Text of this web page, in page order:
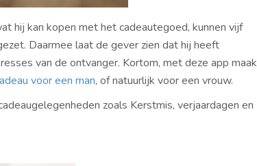
hij kan kopen met het cadeautegoed, kunnen vijf
Daarmee laat de gever zien dat hij heeft
van de ontvanger. Kortom, met deze app maak
voor een man, of natuurlijk voor een vrouw.
zoals Kerstmis, verjaardagen en